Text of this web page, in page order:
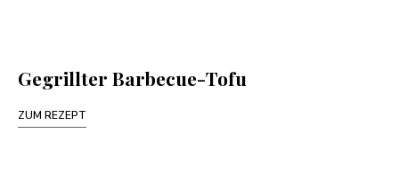
Gegrillter Barbecue-Tofu
ZUM REZEPT